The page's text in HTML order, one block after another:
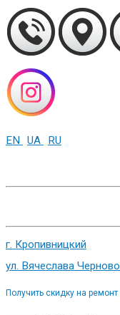
EN UA RU
г. Кропивницкий
ул. Вячеслава
Получить скидку на ремонт